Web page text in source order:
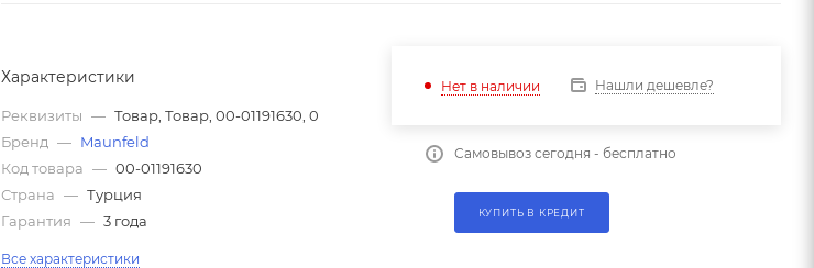
Характеристики
Реквизиты — Товар, Товар, 00-01191630, 0
Бренд — Maunfeld
Код товара — 00-01191630
Страна — Турция
Гарантия — 3 года
Все характеристики
Нет в наличии Нашли дешевле?
Самовывоз сегодня - бесплатно
КУПИТЬ В КРЕДИТ